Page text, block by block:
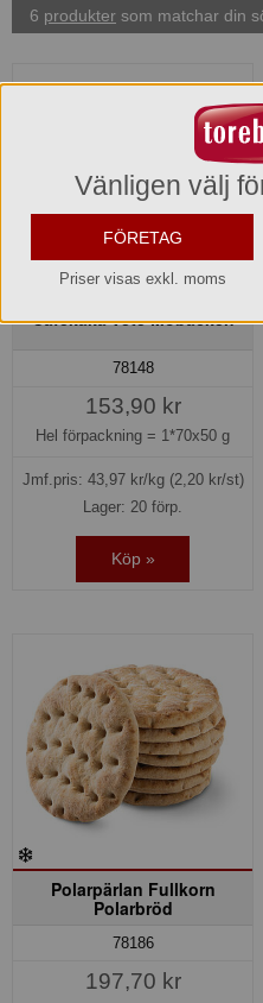
6 produkter som matchar din
Cafékaka vete Mobacken
78148
153,90 kr
Hel förpackning = 1*70x50 g
Jmf.pris: 43,97kr/kg (2,20 kr/st)
Lager: 20 förp.
Köp »
Polarpärlan Fullkorn
Polarbröd
78186
197,70 kr
Vänligen välj
FÖRETAG
Priser visas exkl. moms